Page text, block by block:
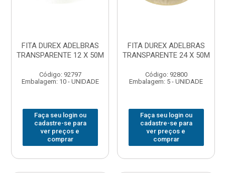
FITA DUREX ADELBRAS
TRANSPARENTE 12 X 50M
Código: 92797
Embalagem: 10 - UNIDADE
Faça seu login ou
cadastre-se para
ver preços e
comprar
FITA DUREX ADELBRAS
TRANSPARENTE 24 X 50M
Código: 92800
Embalagem: 5 - UNIDADE
Faça seu login ou
cadastre-se para
ver preços e
comprar